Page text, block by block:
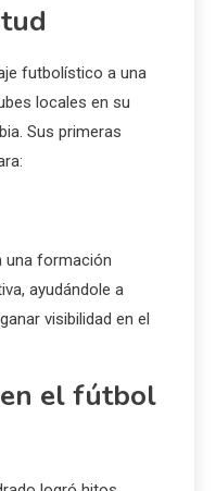
futbolístico a una
locales en su
Sus primeras
una formación
ayudándole a
visibilidad en el
el fútbol